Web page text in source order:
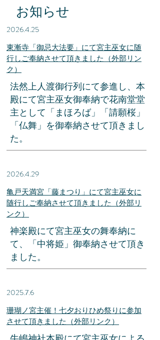
お知らせ
2026.4.25
​東漸寺「御忌大法要」にて宮主巫女に随
行しご奉納させて頂きました（外部リン
ク）
法然上人渡御行列にて参進し、本
殿にて宮主巫女御奉納で花南堂堂
主として「まほろば」「請願桜」​
​「仏舞」を御奉納させて頂きまし
た。
2026.4.29
​亀戸天満宮「藤まつり」にて宮主巫女に
随行しご奉納させて頂きました（外部リ
ンク）
​神楽殿にて宮主巫女の舞奉納に
て、「中将姫」御奉納させて頂き
ました。​
2025.7.6
​珊瑚ノ宮主催！七夕おりひめ祭りに参加
させて頂きました（外部リンク）